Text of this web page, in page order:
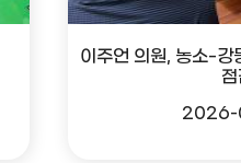
이주언 의원, 농소-강